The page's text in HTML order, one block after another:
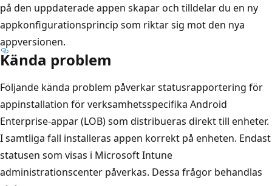
på den uppdaterade appen skapar och tilldelar du en ny
appkonfigurationsprincip som riktar sig mot den nya
appversionen.
Kända problem
Följande kända problem påverkar statusrapportering för
appinstallation för verksamhetsspecifika Android
Enterprise-appar (LOB) som distribueras direkt till enheter.
I samtliga fall installeras appen korrekt på enheten. Endast
statusen som visas i Microsoft Intune
administrationscenter påverkas. Dessa frågor behandlas